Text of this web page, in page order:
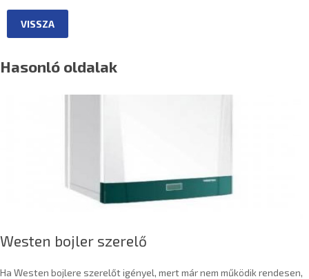
VISSZA
Hasonló oldalak
Westen bojler szerelő
Ha Westen bojlere szerelőt igényel, mert már nem működik rendesen,